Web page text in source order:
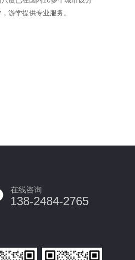
游学提供专业服务。
在线咨询
138-2484-2765